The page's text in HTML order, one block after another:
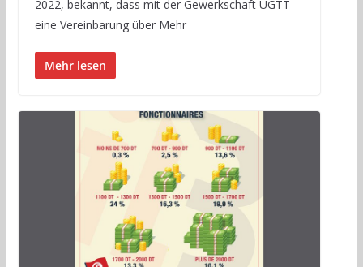
2022, bekannt, dass mit der Gewerkschaft UGTT
eine Vereinbarung über Mehr
Mehr lesen